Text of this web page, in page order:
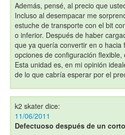
Además, pensé, al precio que
Incluso al desempacar me
estuche de transporte con el bit
o inferior. Después de haber
que ya quería convertir en o
opciones de configuración
Esta unidad es, en mi opinión
de lo que cabría esperar por el
k2 skater dice:
11/06/2011
Defectuoso después de un